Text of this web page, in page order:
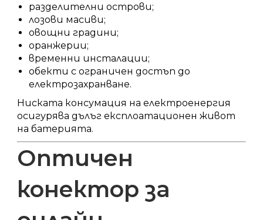
разделителни острови;
лозови масиви;
овощни градини;
оранжерии;
временни инсталации;
обекти с ограничен достъп до
електрозахранване.
Ниската консумация на електроенергия
осигурява дълъг експлоатационен живот
на батерията.
Оптичен
конектор за